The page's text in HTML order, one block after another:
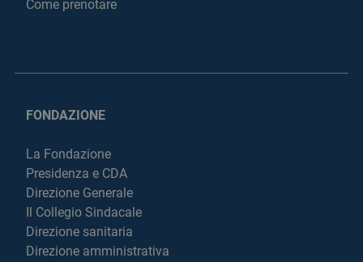
Come prenotare
FONDAZIONE
La Fondazione
Presidenza e CDA
Direzione Generale
Il Collegio Sindacale
Direzione sanitaria
Direzione amministrativa